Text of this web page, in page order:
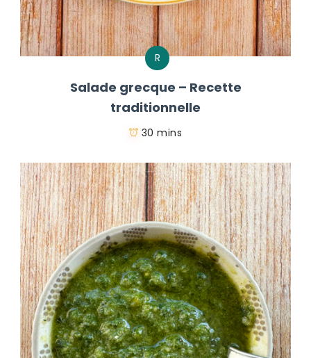
R
Salade grecque – Recette
traditionnelle
30 mins